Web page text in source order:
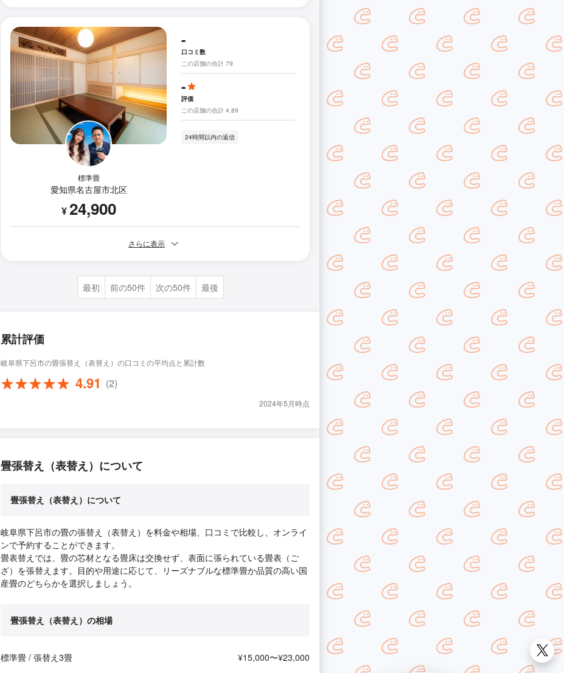
標準畳
愛知県名古屋市北区
¥24,900
-
口コミ数
この店舗の合計 79
-
評価
この店舗の合計 4.89
24時間以内の返信
さらに表示
最初 前の50件 次の50件 最後
累計評価
岐阜県下呂市の畳張替え（表替え）の口コミの平均点と累計数
4.91 (2)
2024年5月時点
畳張替え（表替え）について
畳張替え（表替え）について
岐阜県下呂市の畳の張替え（表替え）を料金や相場、口コミで比較し、オンライ
ンで予約することができます。
畳表替えでは、畳の芯材となる畳床は交換せず、表面に張られている畳表（ご
ざ）を張替えます。目的や用途に応じて、リーズナブルな標準畳か品質の高い国
産畳のどちらかを選択しましょう。
畳張替え（表替え）の相場
標準畳 / 張替え3畳
¥15,000〜¥23,000